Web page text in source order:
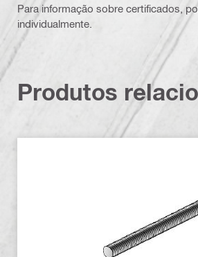
Para informação sobre certificados,
individualmente.
Produtos